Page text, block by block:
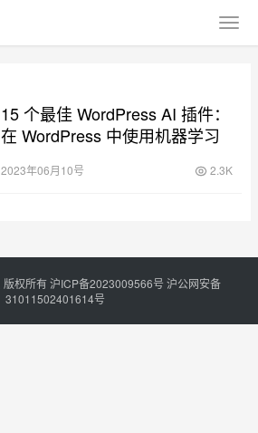
15 个最佳 WordPress AI 插件：
在 WordPress 中使用机器学习
2023年06月10号 2.3K
版权所有沪ICP备2023009566号 沪公网安备
31011502401614号